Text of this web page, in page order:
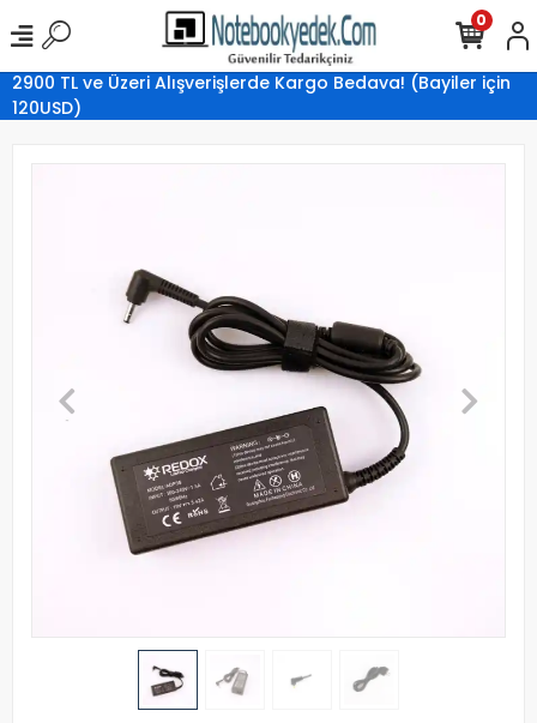
2900 TL ve Üzeri Alışverişlerde Kargo Bedava! (Bayiler için
120USD)
0